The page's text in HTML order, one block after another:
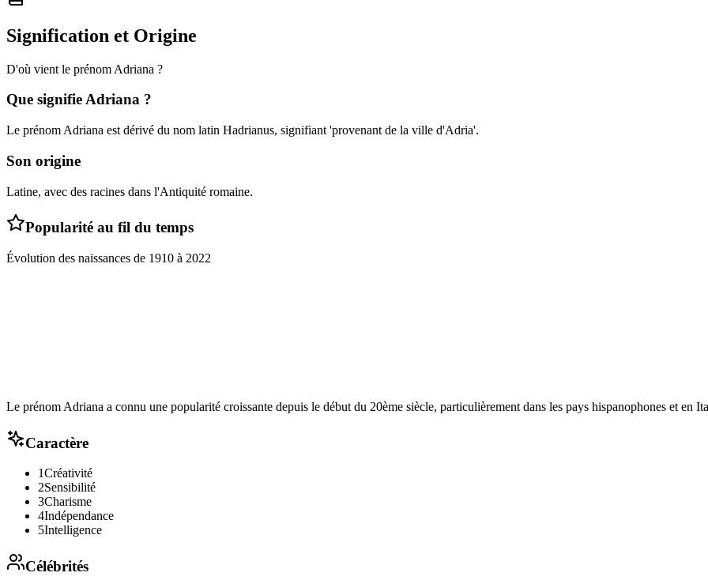
Signification et Origine
D'où vient le prénom Adriana ?
Que signifieAdriana ?
Le prénom Adriana est dérivé du nom latin Hadrianus, signifiant 'provenant de la ville d'Adria'.
Son origine
Latine, avec des racines dans l'Antiquité romaine.
Popularité au fil du temps
Évolution des naissances de 1910 à 2022
Le prénom Adriana a connu une popularité croissante depuis le début du 20ème siècle, particulièrement dans les pays hispanophones et en
Caractère
1Créativité
2Sensibilité
3Charisme
4Indépendance
5Intelligence
Célébrités